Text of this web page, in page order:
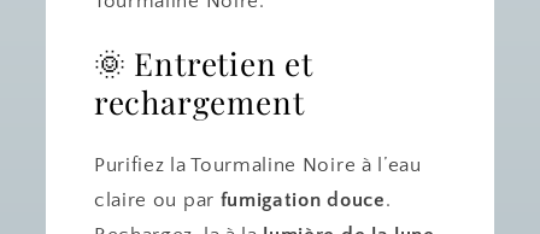
🌞 Entretien et
rechargement
Purifiez la Tourmaline Noire à l’eau
claire ou par fumigation douce.